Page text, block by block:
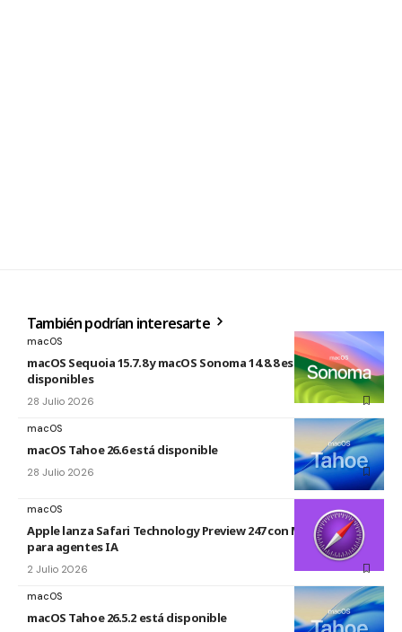
También podrían interesarte
macOS
macOS Sequoia 15.7.8 y macOS Sonoma 14.8.8 están
disponibles
28 Julio 2026
macOS
macOS Tahoe 26.6 está disponible
28 Julio 2026
macOS
Apple lanza Safari Technology Preview 247 con MCP Server
para agentes IA
2 Julio 2026
macOS
macOS Tahoe 26.5.2 está disponible